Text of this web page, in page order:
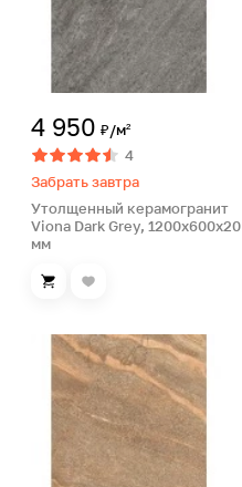
4 950 ₽/м²
4
Забрать завтра
Утолщенный керамогранит
Viona Dark Grey, 1200х600х20
мм